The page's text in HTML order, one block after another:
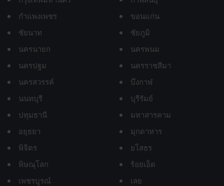
กำแพงเพชร
ชัยนาท
นครนายก
นครปฐม
นครสวรรค์
นนทบุรี
ปทุมธานี
อยุธยา
พิจิตร
พิษณุโลก
เพชรบูรณ์
ขอนแก่น
ชัยภูมิ
นครพนม
นครราชสีมา
บึงกาฬ
บุรีรัมย์
มหาสารคาม
มุกดาหาร
ยโสธร
ร้อยเอ็ด
เลย